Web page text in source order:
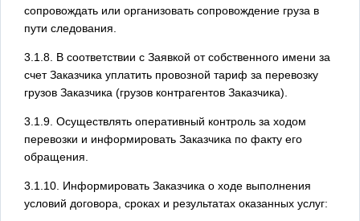
сопровождать или организовать сопровождение груза в
пути следования.
3.1.8. В соответствии с Заявкой от собственного имени за
счет Заказчика уплатить провозной тариф за перевозку
грузов Заказчика (грузов контрагентов Заказчика).
3.1.9. Осуществлять оперативный контроль за ходом
перевозки и информировать Заказчика по факту его
обращения.
3.1.10. Информировать Заказчика о ходе выполнения
условий договора, сроках и результатах оказанных услуг: